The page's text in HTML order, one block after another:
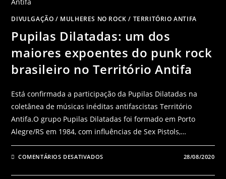
DIVULGAÇÃO / MULHERES NO ROCK / TERRITÓRIO ANTIFA
Pupilas Dilatadas: um dos
maiores expoentes do punk rock
brasileiro no Território Antifa
Está confirmada a participação da Pupilas Dilatadas na
coletânea de músicas inéditas antifascistas Território
Antifa.O grupo Pupilas Dilatadas foi formado em Porto
Alegre/RS em 1984, com influências de Sex Pistols,…
COMENTÁRIOS DESATIVADOS 28/08/2020